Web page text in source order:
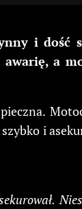
i dość
a
szybko i